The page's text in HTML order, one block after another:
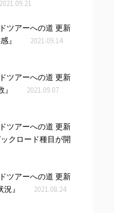
2021.09.21
ツアーへの道 更新
』
2021.09.14
ツアーへの道 更新
2021.09.07
ツアーへの道 更新
クロード種目が開
ツアーへの道 更新
』
2021.08.24